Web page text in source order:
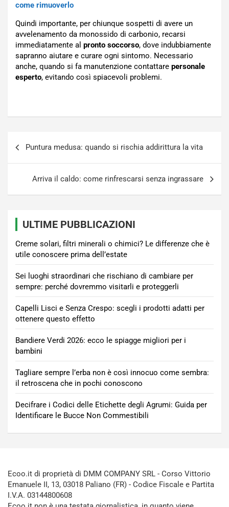
come rimuoverlo
Quindi importante, per chiunque sospetti di avere un
avvelenamento da monossido di carbonio, recarsi
immediatamente al pronto soccorso, dove indubbiamente
sapranno aiutare e curare ogni sintomo. Necessario
anche, quando si fa manutenzione contattare personale
esperto, evitando così spiacevoli problemi.
Puntura medusa: quando si rischia addirittura la vita
Arriva il caldo: come rinfrescarsi senza ingrassare
ULTIME PUBBLICAZIONI
Creme solari, filtri minerali o chimici? Le differenze che è
utile conoscere prima dell’estate
Sei luoghi straordinari che rischiano di cambiare per
sempre: perché dovremmo visitarli e proteggerli
Capelli Lisci e Senza Crespo: scegli i prodotti adatti per
ottenere questo effetto
Bandiere Verdi 2026: ecco le spiagge migliori per i
bambini
Tagliare sempre l’erba non è così innocuo come sembra:
il retroscena che in pochi conoscono
Decifrare i Codici delle Etichette degli Agrumi: Guida per
Identificare le Bucce Non Commestibili
Ecoo.it di proprietà di DMM COMPANY SRL - Corso Vittorio
Emanuele II, 13, 03018 Paliano (FR) - Codice Fiscale e Partita
I.V.A. 03144800608